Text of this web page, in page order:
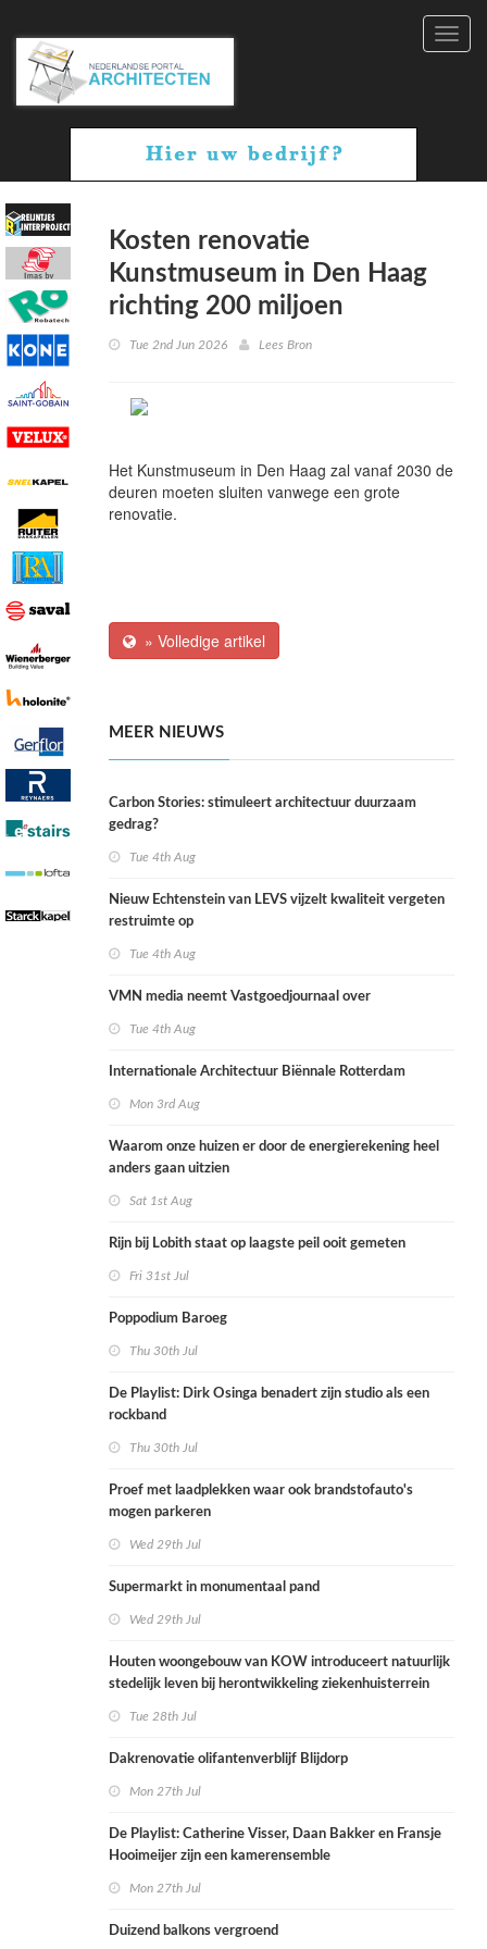
Kosten renovatie
Kunstmuseum in Den Haag
richting 200 miljoen
Tue 2nd Jun 2026 Lees Bron
Het Kunstmuseum in Den Haag zal vanaf 2030 de
deuren moeten sluiten vanwege een grote
renovatie.
» Volledige artikel
MEER NIEUWS
Carbon Stories: stimuleert architectuur duurzaam
gedrag?
Tue 4th Aug
Nieuw Echtenstein van LEVS vijzelt kwaliteit vergeten
restruimte op
Tue 4th Aug
VMN media neemt Vastgoedjournaal over
Tue 4th Aug
Internationale Architectuur Biënnale Rotterdam
Mon 3rd Aug
Waarom onze huizen er door de energierekening heel
anders gaan uitzien
Sat 1st Aug
Rijn bij Lobith staat op laagste peil ooit gemeten
Fri 31st Jul
Poppodium Baroeg
Thu 30th Jul
De Playlist: Dirk Osinga benadert zijn studio als een
rockband
Thu 30th Jul
Proef met laadplekken waar ook brandstofauto's
mogen parkeren
Wed 29th Jul
Supermarkt in monumentaal pand
Wed 29th Jul
Houten woongebouw van KOW introduceert natuurlijk
stedelijk leven bij herontwikkeling ziekenhuisterrein
Tue 28th Jul
Dakrenovatie olifantenverblijf Blijdorp
Mon 27th Jul
De Playlist: Catherine Visser, Daan Bakker en Fransje
Hooimeijer zijn een kamerensemble
Mon 27th Jul
Duizend balkons vergroend